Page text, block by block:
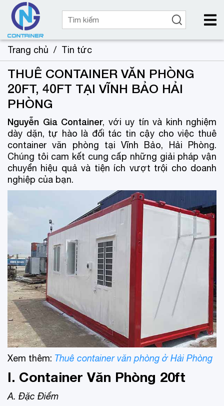
Trang chủ / Tin tức
THUÊ CONTAINER VĂN PHÒNG
20FT, 40FT TẠI VĨNH BẢO HẢI
PHÒNG
Nguyễn Gia Container, với uy tín và kinh nghiệm
dày dặn, tự hào là đối tác tin cậy cho việc thuê
container văn phòng tại Vĩnh Bảo, Hải Phòng.
Chúng tôi cam kết cung cấp những giải pháp vận
chuyển hiệu quả và tiện ích vượt trội cho doanh
nghiệp của bạn.
Xem thêm: Thuê container văn phòng ở Hải Phòng
I. Container Văn Phòng 20ft
A. Đặc Điểm